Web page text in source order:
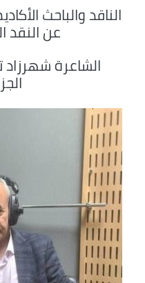
الناقد والباحث
عن النقد
الشاعرة